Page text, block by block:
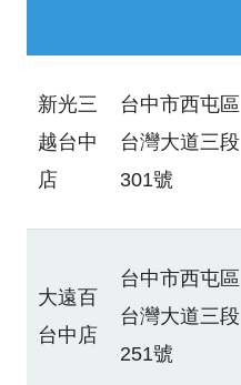
新光三
越台中
店
台中市西屯區
台灣大道三段
301號
大遠百
台中店
台中市西屯區
台灣大道三段
251號